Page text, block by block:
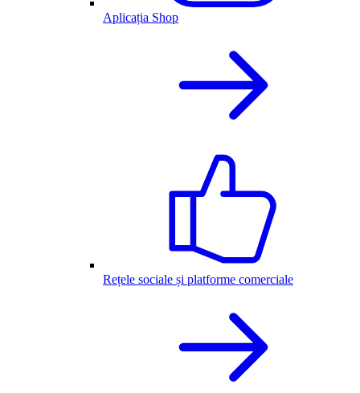
Aplicația Shop
Rețele sociale și platforme comerciale